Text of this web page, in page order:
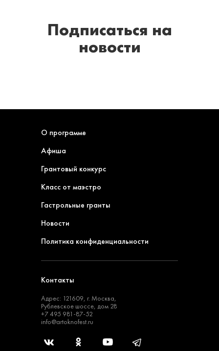
Подписаться на
новости
О программе
Афиша
Грантовый конкурс
Класс от маэстро
Гастрольные гранты
Новости
Политика конфиденциальности
Контакты
Адрес: 121609, г. Москва,
Рублевское шоссе, дом 28
+7 495 981-87-52
info@artoknofest.ru